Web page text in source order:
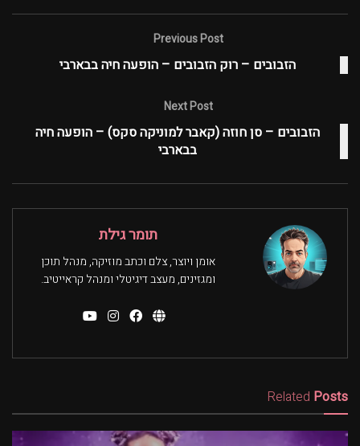
Previous Post
הזבובים – רוק הזבובים – הופעה חיה בבארבי
Next Post
הזבובים – סן חוזה (קאבר למוניקה סקס) – הופעה חיה
בבארבי
תומר גילת
אומן ויוצר, צלם וכתב מוזיקה, מנהל תוכן
ומגזינים, מעצב דיגיטלי ומנהל קראייטיב.
Related Posts